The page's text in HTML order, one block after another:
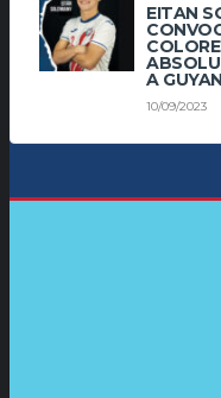
EITAN
A
10/09/2023